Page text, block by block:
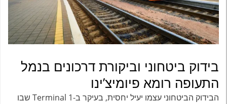
בידוק ביטחוני וביקורת דרכונים בנמל
התעופה רומא פיומיצ’ינו
הבידוק הביטחוני עצמו יעיל יחסית, בעיקר ב-Terminal 1 שבו